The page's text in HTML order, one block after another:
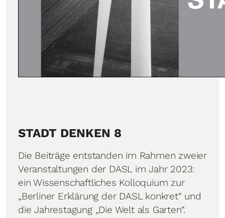
STADT DENKEN 8
Die Beiträge entstanden im Rahmen zweier
Veranstaltungen der DASL im Jahr 2023:
ein Wissenschaftliches Kolloquium zur
„Berliner Erklärung der DASL konkret“ und
die Jahrestagung „Die Welt als Garten“.